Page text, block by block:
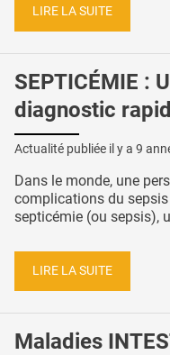
LIRE LA SUITE
SEPTICÉMIE :
diagnostic
Actualité publiée il y a 9
Dans le monde, une
complications du
septicémie (ou sepsis),
LIRE LA SUITE
Maladies